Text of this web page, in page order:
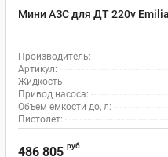
Мини АЗС для ДТ 220v
Производитель:
Артикул:
Жидкость:
Привод насоса:
Объем емкости до, л:
Пистолет:
486 805 руб